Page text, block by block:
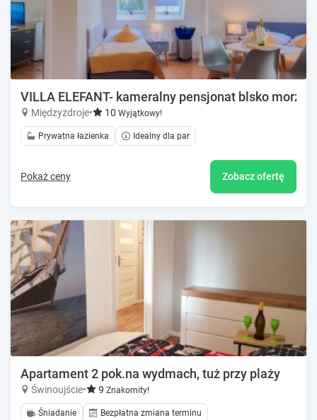
VILLA ELEFANT- kameralny pensjonat blsko morza.
Międzyzdroje• 10 Wyjątkowy!
Prywatna łazienka Idealny dla par
Pokaż ceny Zobacz ofertę
Apartament 2 pok.na wydmach, tuż przy plaży
Świnoujście• 9 Znakomity!
Śniadanie Bezpłatna zmiana terminu